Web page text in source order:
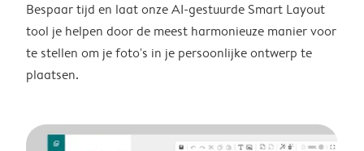
Bespaar tijd en laat onze AI-gestuurde Smart Layout
tool je helpen door de meest harmonieuze manier voor
te stellen om je foto's in je persoonlijke ontwerp te
plaatsen.